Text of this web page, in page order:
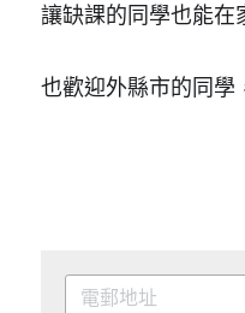
讓缺課的同學也能在
也歡迎外縣市的同學